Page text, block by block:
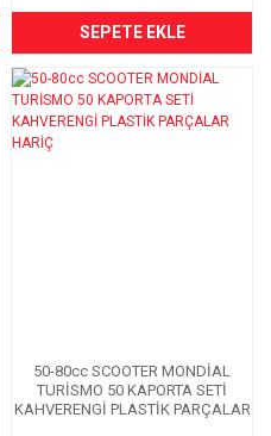
SEPETE EKLE
50-80cc SCOOTER MONDİAL
TURİSMO 50 KAPORTA SETİ
KAHVERENGİ PLASTİK PARÇALAR